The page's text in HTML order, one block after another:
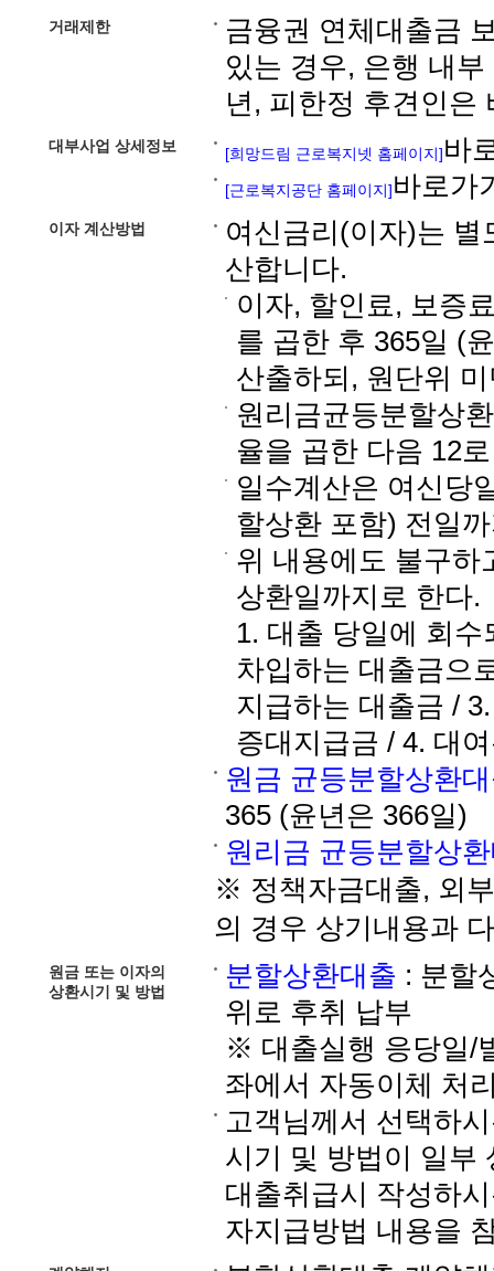
거래제한
금융권 연체대출금
있는 경우, 은행 내
년, 피한정 후견인은
대부사업 상세정보 [희망드림 근로복지넷 홈페이지]바
[근로복지공단 홈페이지]바로가
이자 계산방법
여신금리(이자)는
산합니다.
이자, 할인료, 보증
를 곱한 후 365일 (
산출하되, 원단위
원리금균등분할상
율을 곱한 다음 12
일수계산은 여신당
할상환 포함) 전일
위 내용에도 불구하
상환일까지로 한다.
1. 대출 당일에 회
차입하는 대출금으
지급하는 대출금 /
증대지급금 / 4. 대
원금 균등분할상환
365 (윤년은 366일)
원리금 균등분할상
※ 정책자금대출, 외
의 경우 상기내용과
원금 또는 이자의
상환시기 및 방법
분할상환대출 : 분할
위로 후취 납부
※ 대출실행 응당일/
좌에서 자동이체 처
고객님께서 선택하
시기 및 방법이 일부
대출취급시 작성하
자지급방법 내용을